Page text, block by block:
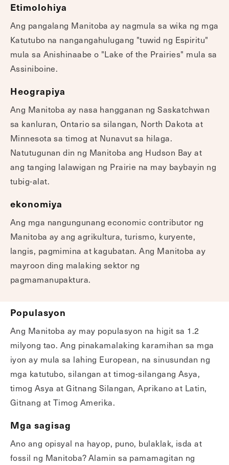
Etimolohiya
Ang pangalang Manitoba ay nagmula sa wika ng mga
Katutubo na nangangahulugang "tuwid ng Espiritu"
mula sa Anishinaabe o "Lake of the Prairies" mula sa
Assiniboine.
Heograpiya
Ang Manitoba ay nasa hangganan ng Saskatchwan
sa kanluran, Ontario sa silangan, North Dakota at
Minnesota sa timog at Nunavut sa hilaga.
Natutugunan din ng Manitoba ang Hudson Bay at
ang tanging lalawigan ng Prairie na may baybayin ng
tubig-alat.
ekonomiya
Ang mga nangungunang economic contributor ng
Manitoba ay ang agrikultura, turismo, kuryente,
langis, pagmimina at kagubatan. Ang Manitoba ay
mayroon ding malaking sektor ng
pagmamanupaktura.
Populasyon
Ang Manitoba ay may populasyon na higit sa 1.2
milyong tao. Ang pinakamalaking karamihan sa mga
iyon ay mula sa lahing European, na sinusundan ng
mga katutubo, silangan at timog-silangang Asya,
timog Asya at Gitnang Silangan, Aprikano at Latin,
Gitnang at Timog Amerika.
Mga sagisag
Ano ang opisyal na hayop, puno, bulaklak, isda at
fossil ng Manitoba? Alamin sa pamamagitan ng